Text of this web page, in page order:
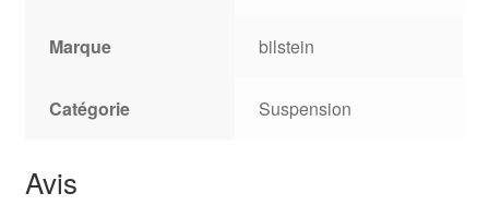
Marque bilstein
Catégorie Suspension
Avis